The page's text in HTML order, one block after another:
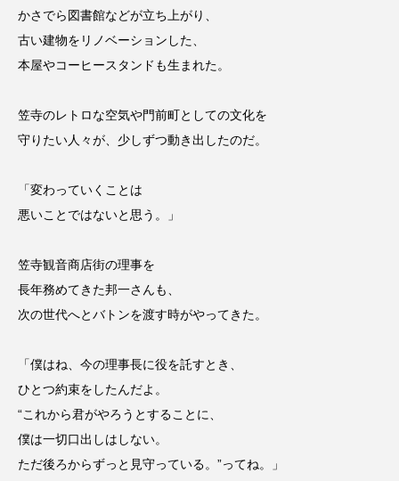
かさでら図書館などが立ち上がり、
古い建物をリノベーションした、
本屋やコーヒースタンドも生まれた。
笠寺のレトロな空気や門前町としての文化を
守りたい人々が、少しずつ動き出したのだ。
「変わっていくことは
悪いことではないと思う。」
笠寺観音商店街の理事を
長年務めてきた邦一さんも、
次の世代へとバトンを渡す時がやってきた。
「僕はね、今の理事長に役を託すとき、
ひとつ約束をしたんだよ。
“これから君がやろうとすることに、
僕は一切口出しはしない。
ただ後ろからずっと見守っている。”ってね。」